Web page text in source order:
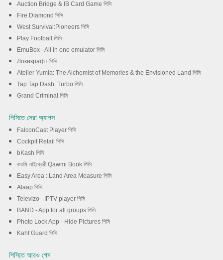
Auction Bridge & IB Card Game পিসি
Fire Diamond পিসি
West Survival:Pioneers পিসি
Play Football পিসি
EmuBox - All in one emulator পিসি
Локикрафт পিসি
Atelier Yumia: The Alchemist of Memories & the Envisioned Land পিসি
Tap Tap Dash: Turbo পিসি
Grand Criminal পিসি
পিসিতে সেরা অ্যাপস
FalconCast Player পিসি
Cockpit Retail পিসি
bKash পিসি
কওমি লাইব্রেরী Qawmi Book পিসি
Easy Area : Land Area Measure পিসি
Alaap পিসি
Televizo - IPTV player পিসি
BAND - App for all groups পিসি
Photo Lock App - Hide Pictures পিসি
Kahf Guard পিসি
পিসিতে আরও গেম